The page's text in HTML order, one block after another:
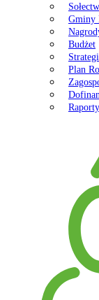
Gminy
Budżet
Plan